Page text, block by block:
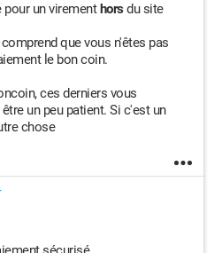
un virementhors du site
que vous n'êtes pas
le bon coin.
ces derniers vous
un peu patient. Si c'est un
chose